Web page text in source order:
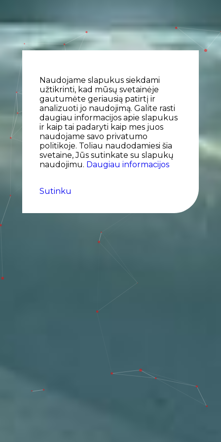
Naudojame slapukus siekdami
užtikrinti, kad mūsų svetainėje
gautumėte geriausią patirtį ir
analizuoti jo naudojimą. Galite rasti
daugiau informacijos apie slapukus
ir kaip tai padaryti kaip mes juos
naudojame savo privatumo
politikoje. Toliau naudodamiesi šia
svetaine, Jūs sutinkate su slapukų
naudojimu. Daugiau informacijos
Sutinku